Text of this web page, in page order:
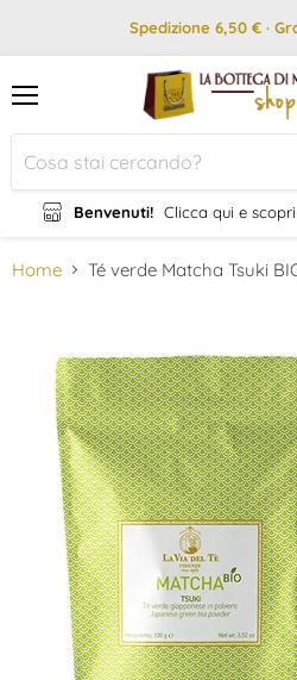
Spedizione 6,50 € ·
Benvenuti! Clicca qui e
Home Té verde Matcha Tsuki